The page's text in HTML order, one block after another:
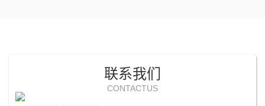
联系我们
CONTACTUS